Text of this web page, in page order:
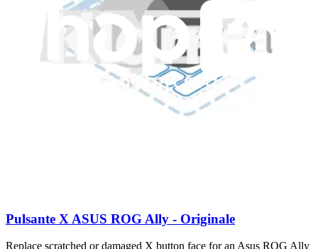
Replace scratched or damaged B button face for an Asus ROG Ally
game console.
Ricambio originale AsusGaranzia a vita
Pulsante X ASUS ROG Ally - Originale
Replace scratched or damaged X button face for an Asus ROG Ally